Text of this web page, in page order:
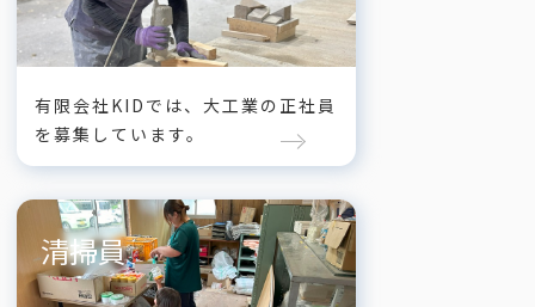
有限会社KIDでは、大工業の正社員
を募集しています。
清掃員